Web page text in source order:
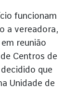
funcionam
a vereadora,
reunião
Centros de
que
Unidade de